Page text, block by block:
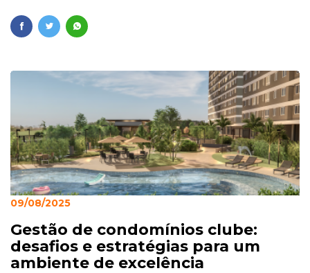
09/08/2025
Gestão de condomínios clube:
desafios e estratégias para um
ambiente de excelência